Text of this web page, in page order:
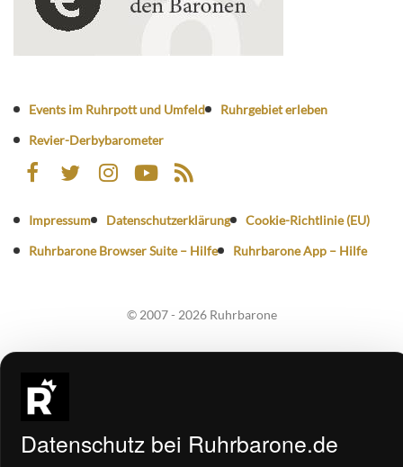
Events im Ruhrpott und Umfeld
Ruhrgebiet erleben
Revier-Derbybarometer
Impressum Datenschutzerklärung
Cookie-Richtlinie (EU)
Ruhrbarone Browser Suite – Hilfe
Ruhrbarone App – Hilfe
© 2007 - 2026 Ruhrbarone
Datenschutz bei Ruhrbarone.de